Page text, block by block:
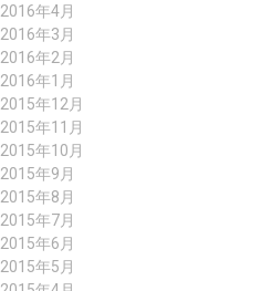
2016年4月
2016年3月
2016年2月
2016年1月
2015年12月
2015年11月
2015年10月
2015年9月
2015年8月
2015年7月
2015年6月
2015年5月